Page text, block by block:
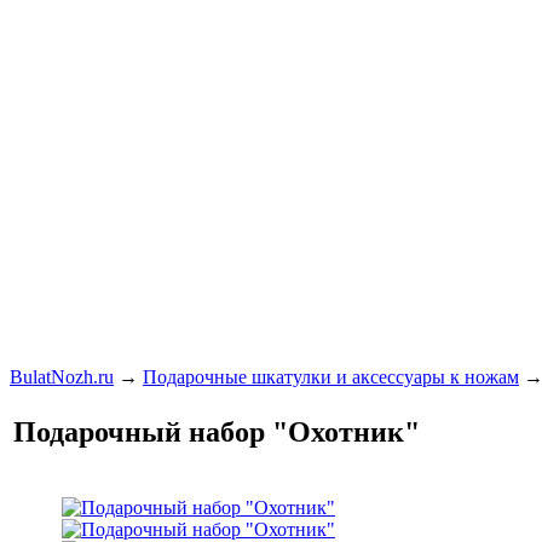
BulatNozh.ru → Подарочные шкатулки и аксессуары к ножам →
Подарочный набор "Охотник"